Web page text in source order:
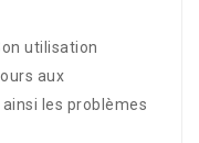
utilisation
aux
les problèmes